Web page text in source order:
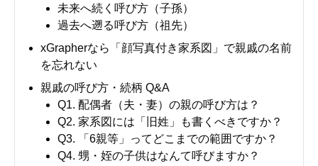
未来へ続く呼び方（子孫）
過去へ遡る呼び方（祖先）
xGrapherなら「顔写真付き家系図」で親戚の名前
を忘れない
親戚の呼び方・続柄 Q&A
Q1. 配偶者（夫・妻）の親の呼び方は？
Q2. 家系図には「旧姓」も書くべきですか？
Q3. 「6親等」ってどこまでの範囲ですか？
Q4. 甥・姪の子供はなんて呼びますか？